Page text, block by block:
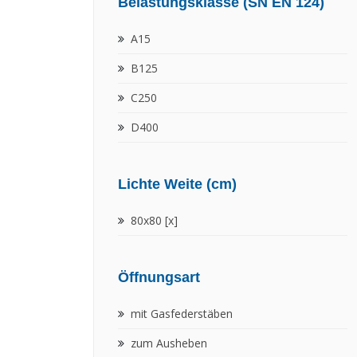
A15
B125
C250
D400
Lichte Weite (cm)
80x80 [x]
Öffnungsart
mit Gasfederstäben
zum Ausheben